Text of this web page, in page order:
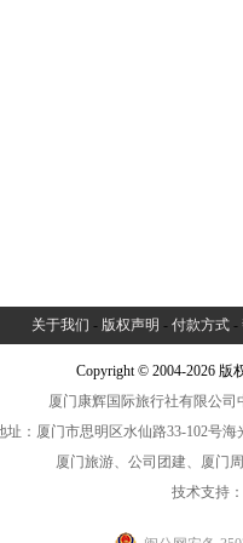
关于我们 - 版权声明 - 付款方式 -
Copyright © 2004-2026 版
厦门康辉国际旅行社有限公司
址：厦门市思明区水仙路33-102号海
厦门旅游、公司团建、厦门
技术支持